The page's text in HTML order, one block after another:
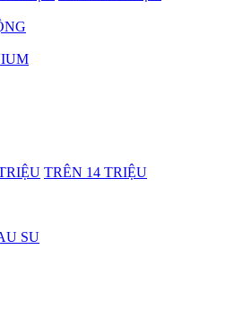
TRÊN 14 TRIỆU
SU